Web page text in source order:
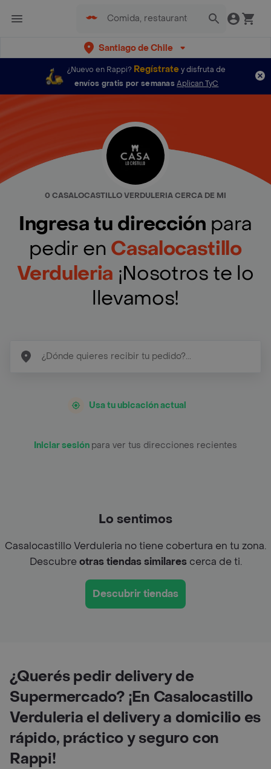
Santiago de Chile
¿Nuevo en Rappi? Regístratey disfruta de
envíos gratis por semanas Aplican TyC
0 CASALOCASTILLO VERDULERIA CERCA DE MI
Ingresa tu dirección para
pedir en Casalocastillo
Verduleria ¡Nosotros te lo
llevamos!
Usa tu ubicación actual
Iniciar sesión para ver tus direcciones recientes
Lo sentimos
Casalocastillo Verduleria no tiene cobertura en tu zona.
Descubreotras tiendas similarescerca de ti.
Descubrir tiendas
¿Querés pedir delivery de
Supermercado? ¡En Casalocastillo
Verduleria el delivery a domicilio es
rápido, práctico y seguro con
Rappi!